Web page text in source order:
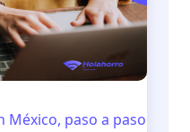
México, paso a paso